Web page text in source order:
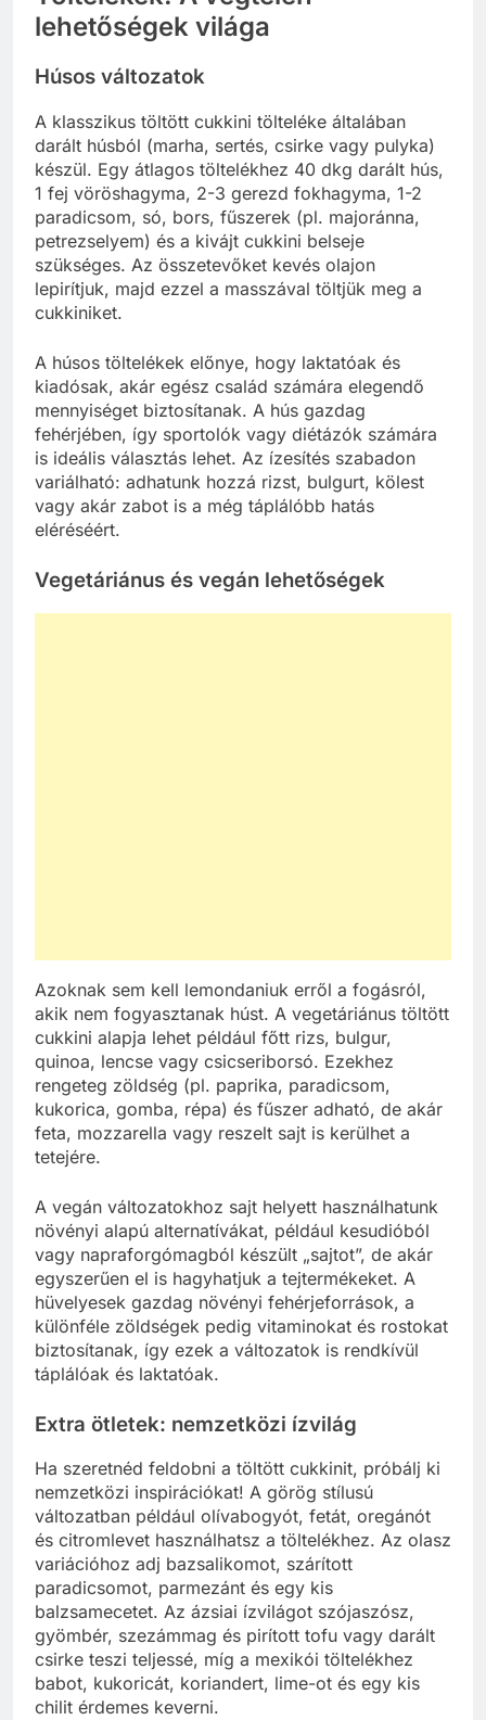
lehetőségek világa
Húsos változatok
A klasszikus töltött cukkini tölteléke általában
darált húsból (marha, sertés, csirke vagy pulyka)
készül. Egy átlagos töltelékhez 40 dkg darált hús,
1 fej vöröshagyma, 2-3 gerezd fokhagyma, 1-2
paradicsom, só, bors, fűszerek (pl. majoránna,
petrezselyem) és a kivájt cukkini belseje
szükséges. Az összetevőket kevés olajon
lepirítjuk, majd ezzel a masszával töltjük meg a
cukkiniket.
A húsos töltelékek előnye, hogy laktatóak és
kiadósak, akár egész család számára elegendő
mennyiséget biztosítanak. A hús gazdag
fehérjében, így sportolók vagy diétázók számára
is ideális választás lehet. Az ízesítés szabadon
variálható: adhatunk hozzá rizst, bulgurt, kölest
vagy akár zabot is a még táplálóbb hatás
eléréséért.
Vegetáriánus és vegán lehetőségek
Azoknak sem kell lemondaniuk erről a fogásról,
akik nem fogyasztanak húst. A vegetáriánus töltött
cukkini alapja lehet például főtt rizs, bulgur,
quinoa, lencse vagy csicseriborsó. Ezekhez
rengeteg zöldség (pl. paprika, paradicsom,
kukorica, gomba, répa) és fűszer adható, de akár
feta, mozzarella vagy reszelt sajt is kerülhet a
tetejére.
A vegán változatokhoz sajt helyett használhatunk
növényi alapú alternatívákat, például kesudióból
vagy napraforgómagból készült „sajtot”, de akár
egyszerűen el is hagyhatjuk a tejtermékeket. A
hüvelyesek gazdag növényi fehérjeforrások, a
különféle zöldségek pedig vitaminokat és rostokat
biztosítanak, így ezek a változatok is rendkívül
táplálóak és laktatóak.
Extra ötletek: nemzetközi ízvilág
Ha szeretnéd feldobni a töltött cukkinit, próbálj ki
nemzetközi inspirációkat! A görög stílusú
változatban például olívabogyót, fetát, oregánót
és citromlevet használhatsz a töltelékhez. Az olasz
variációhoz adj bazsalikomot, szárított
paradicsomot, parmezánt és egy kis
balzsamecetet. Az ázsiai ízvilágot szójaszósz,
gyömbér, szezámmag és pirított tofu vagy darált
csirke teszi teljessé, míg a mexikói töltelékhez
babot, kukoricát, koriandert, lime-ot és egy kis
chilit érdemes keverni.